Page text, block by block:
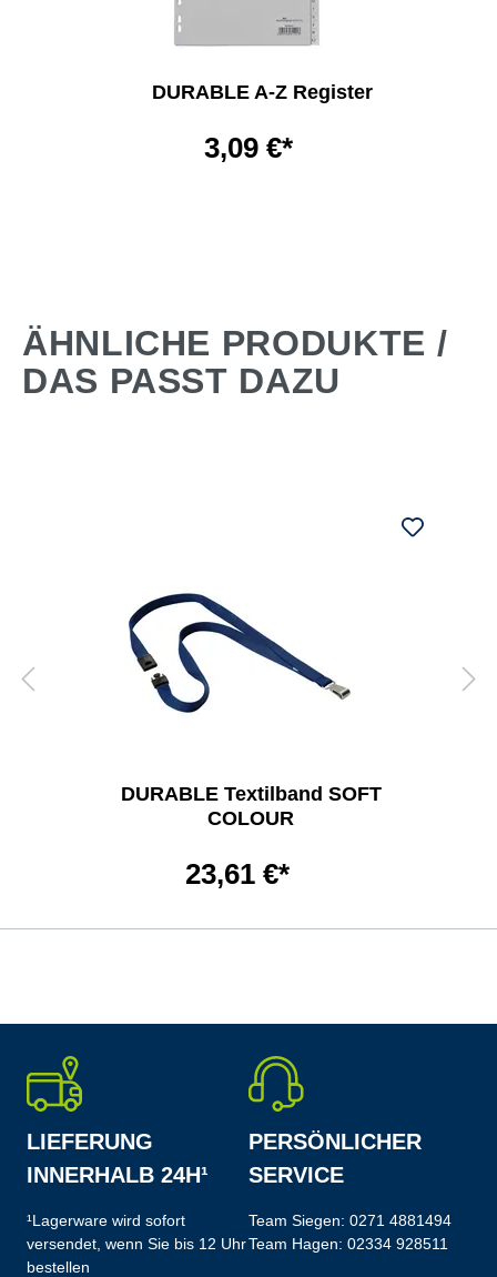
DURABLE A-Z Register
3,09 €*
ÄHNLICHE PRODUKTE /
DAS PASST DAZU
DURABLE Textilband SOFT
COLOUR
23,61 €*
LIEFERUNG
INNERHALB 24H¹
¹Lagerware wird sofort
versendet, wenn Sie bis 12 Uhr
bestellen
PERSÖNLICHER
SERVICE
Team Siegen: 0271 4881494
Team Hagen: 02334 928511